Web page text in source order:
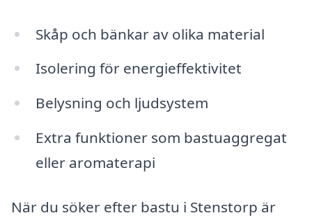
Skåp och bänkar av olika material
Isolering för energieffektivitet
Belysning och ljudsystem
Extra funktioner som bastuaggregat
eller aromaterapi
När du söker efter bastu i Stenstorp är